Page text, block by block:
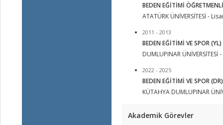
BEDEN EĞİTİMİ
ATATÜRK ÜNİVERSİTESİ -
2011 - 2013
BEDEN EĞİTİMİ VE SPOR
DUMLUPINAR
2022 - 2025
BEDEN EĞİTİMİ VE SPOR (DR)
KÜTAHYA DUMLUPINAR
Akademik Görevler